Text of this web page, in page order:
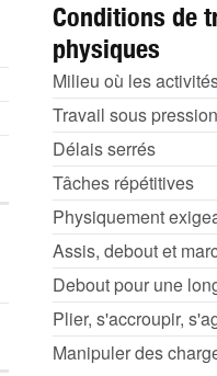
Conditions de
physiques
Milieu où les
Travail sous pression
Délais serrés
Tâches répétitives
Physiquement
Assis, debout et
Debout pour une
Plier, s'accroupir,
Manipuler des